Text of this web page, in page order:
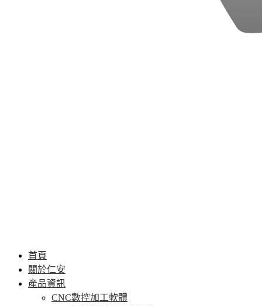
首頁
關於仁安
產品資訊
CNC數控加工軟體